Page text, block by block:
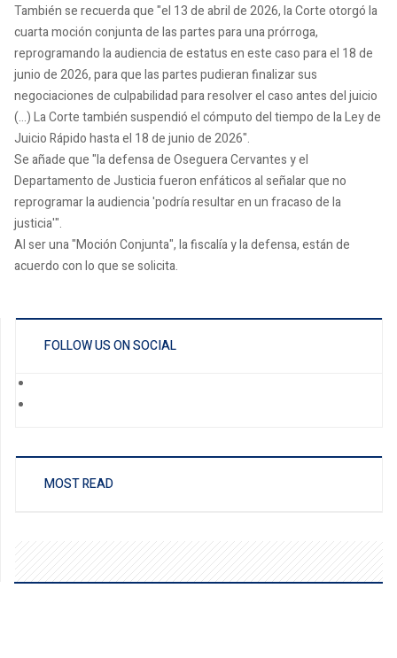
También se recuerda que "el 13 de abril de 2026, la Corte otorgó la
cuarta moción conjunta de las partes para una prórroga,
reprogramando la audiencia de estatus en este caso para el 18 de
junio de 2026, para que las partes pudieran finalizar sus
negociaciones de culpabilidad para resolver el caso antes del juicio
(...) La Corte también suspendió el cómputo del tiempo de la Ley de
Juicio Rápido hasta el 18 de junio de 2026".
Se añade que "la defensa de Oseguera Cervantes y el
Departamento de Justicia fueron enfáticos al señalar que no
reprogramar la audiencia 'podría resultar en un fracaso de la
justicia'".
Al ser una "Moción Conjunta", la fiscalía y la defensa, están de
acuerdo con lo que se solicita.
FOLLOW US ON SOCIAL
MOST READ